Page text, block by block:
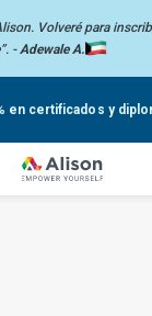
Volveré para
-Adewale A.
en certificados y